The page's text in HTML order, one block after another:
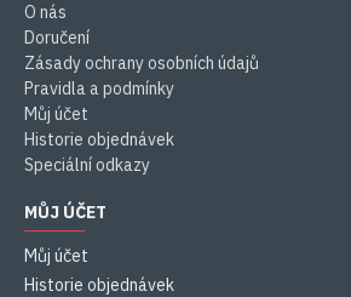
O nás
Doručení
Zásady ochrany osobních údajů
Pravidla a podmínky
Můj účet
Historie objednávek
Speciální odkazy
MŮJ ÚČET
Můj účet
Historie objednávek